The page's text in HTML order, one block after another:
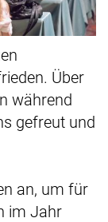
Über
während
gefreut und
an, um für
im Jahr